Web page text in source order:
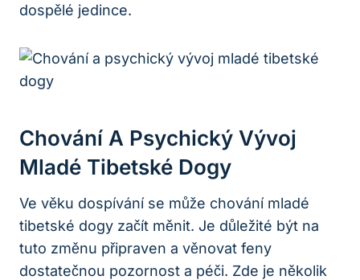
dospělé jedince.
Chování A Psychický Vývoj
Mladé Tibetské Dogy
Ve věku dospívání se může chování mladé
tibetské dogy začít měnit. Je důležité být na
tuto změnu připraven a věnovat feny
dostatečnou pozornost a péči. Zde je několik